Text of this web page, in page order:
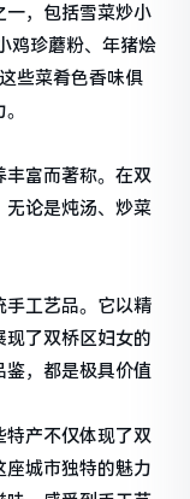
一，包括雪菜炒小
鸡珍蘑粉、年猪烩
些菜肴色香味俱
丰富而著称。在双
无论是炖汤、炒菜
手工艺品。它以精
了双桥区妇女的
，都是极具价值
特产不仅体现了双
城市独特的魅力